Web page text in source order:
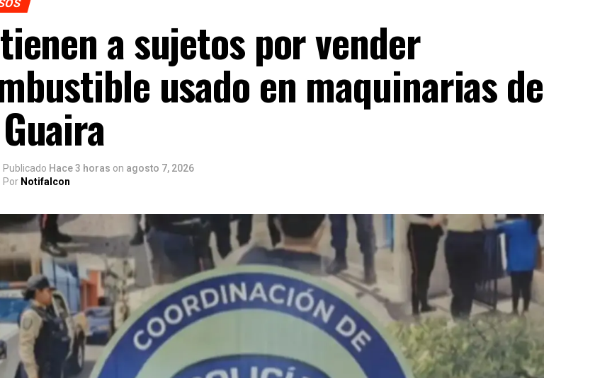
a sujetos por vender
usado en maquinarias de
Publicado Hace 3 horas on agosto 7, 2026
Por Notifalcon